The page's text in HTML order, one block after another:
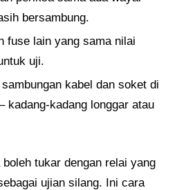
bersambung.
fuse lain yang sama nilai
uji.
kabel dan soket di
kadang-kadang longgar atau
tukar dengan relai yang
ujian silang. Ini cara